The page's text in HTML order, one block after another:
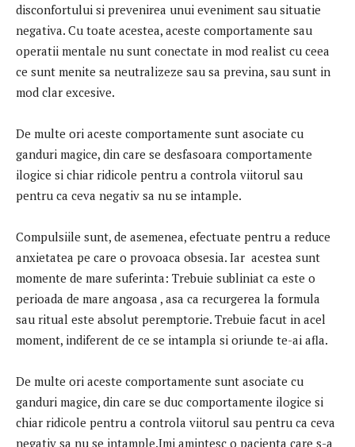
disconfortului si prevenirea unui eveniment sau situatie
negativa. Cu toate acestea, aceste comportamente sau
operatii mentale nu sunt conectate in mod realist cu ceea
ce sunt menite sa neutralizeze sau sa previna, sau sunt in
mod clar excesive.
De multe ori aceste comportamente sunt asociate cu
ganduri magice, din care se desfasoara comportamente
ilogice si chiar ridicole pentru a controla viitorul sau
pentru ca ceva negativ sa nu se intample.
Compulsiile sunt, de asemenea, efectuate pentru a reduce
anxietatea pe care o provoaca obsesia. Iar acestea sunt
momente de mare suferinta: Trebuie subliniat ca este o
perioada de mare angoasa , asa ca recurgerea la formula
sau ritual este absolut peremptorie. Trebuie facut in acel
moment, indiferent de ce se intampla si oriunde te-ai afla.
De multe ori aceste comportamente sunt asociate cu
ganduri magice, din care se duc comportamente ilogice si
chiar ridicole pentru a controla viitorul sau pentru ca ceva
negativ sa nu se intample.Imi amintesc o pacienta care s-a